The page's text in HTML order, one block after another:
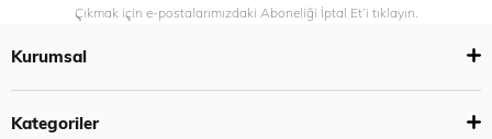
Çıkmak için e-postalarımızdaki Aboneliği İptal Et’i tıklayın.
Kurumsal
Kategoriler